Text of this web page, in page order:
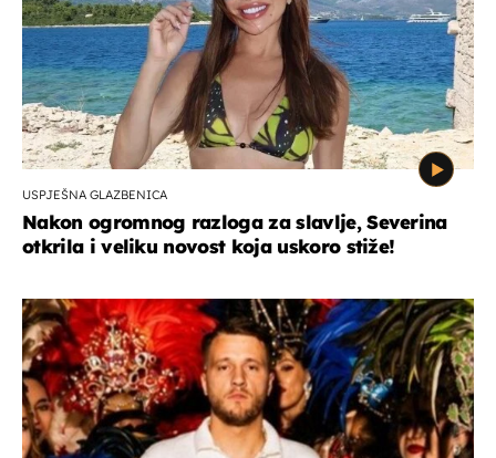
USPJEŠNA GLAZBENICA
Nakon ogromnog razloga za slavlje, Severina
otkrila i veliku novost koja uskoro stiže!